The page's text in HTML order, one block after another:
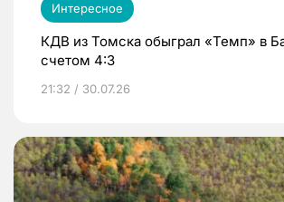
Интересное
КДВ из Томска обыграл «Темп» в
счетом 4:3
21:32 / 30.07.26